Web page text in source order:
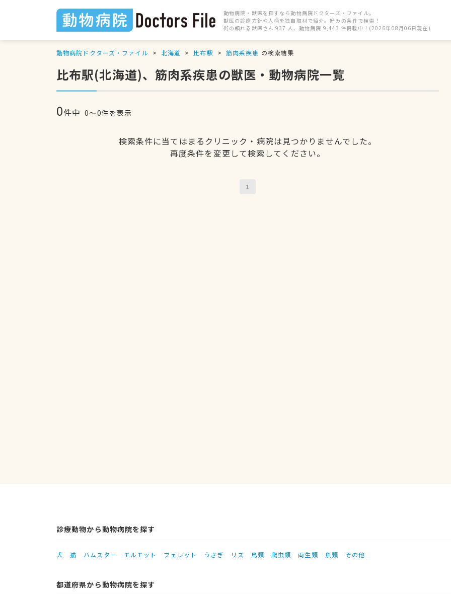
動物病院・獣医を探すなら動物病院ドクターズ・ファイル。
獣医の診療方針や人柄を独自取材で紹介。好みの条件で検索！
街の頼れる獣医さん 937 人、動物病院 9,443 件掲載中！(2026年08月06日現在)
動物病院ドクターズ・ファイル 北海道 比布駅 筋肉系疾患 の検索結果
比布駅(北海道)、筋肉系疾患の獣医・動物病院一覧
0件中 0〜0件を表示
検索条件に当てはまるクリニック・病院は見つかりませんでした。
再度条件を変更して検索してください。
1
診療動物から動物病院を探す
犬 猫 ハムスター モルモット フェレット うさぎ リス 鳥類 爬虫類 両生類 魚類 その他
都道府県から動物病院を探す